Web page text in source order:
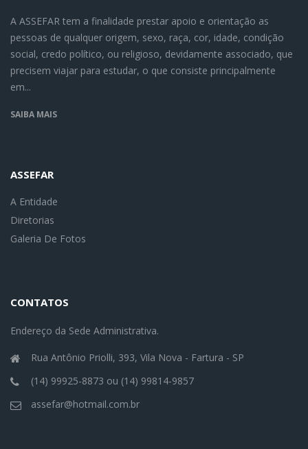
A ASSEFAR tem a finalidade prestar apoio e orientação as
pessoas de qualquer origem, sexo, raça, cor, idade, condição
social, credo político, ou religioso, devidamente associado, que
precisem viajar para estudar, o que consiste principalmente
em...
SAIBA MAIS
ASSEFAR
A Entidade
Diretorias
Galeria De Fotos
CONTATOS
Endereço da Sede Administrativa.
Rua Antônio Priolli, 393, Vila Nova - Fartura - SP
(14) 99925-8873 ou (14) 99814-9857
assefar@hotmail.com.br